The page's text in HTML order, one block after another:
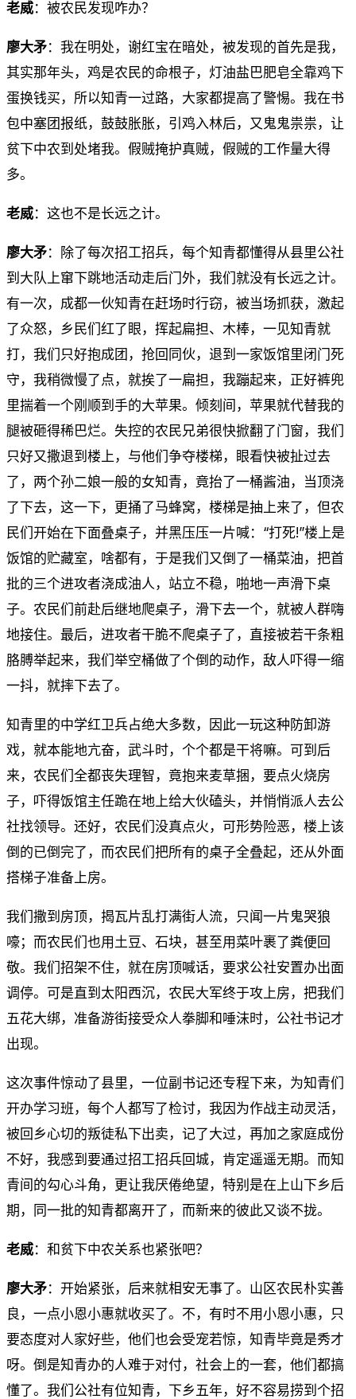
老威：被农民发现咋办？
廖大矛：我在明处，谢红宝在暗处，被发现的首先是我，
其实那年头，鸡是农民的命根子，灯油盐巴肥皂全靠鸡下
蛋换钱买，所以知青一过路，大家都提高了警惕。我在书
包中塞团报纸，鼓鼓胀胀，引鸡入林后，又鬼鬼祟祟，让
贫下中农到处堵我。假贼掩护真贼，假贼的工作量大得
多。
老威：这也不是长远之计。
廖大矛：除了每次招工招兵，每个知青都懂得从县里公社
到大队上窜下跳地活动走后门外，我们就没有长远之计。
有一次，成都一伙知青在赶场时行窃，被当场抓获，激起
了众怒，乡民们红了眼，挥起扁担、木棒，一见知青就
打，我们只好抱成团，抢回同伙，退到一家饭馆里闭门死
守，我稍微慢了点，就挨了一扁担，我蹦起来，正好裤兜
里揣着一个刚顺到手的大苹果。倾刻间，苹果就代替我的
腿被砸得稀巴烂。失控的农民兄弟很快掀翻了门窗，我们
只好又撒退到楼上，与他们争夺楼梯，眼看快被扯过去
了，两个孙二娘一般的女知青，竟抬了一桶酱油，当顶浇
了下去，这一下，更捅了马蜂窝，楼梯是抽上来了，但农
民们开始在下面叠桌子，并黑压压一片喊：“打死!”楼上是
饭馆的贮藏室，啥都有，于是我们又倒了一桶菜油，把首
批的三个进攻者浇成油人，站立不稳，啪地一声滑下桌
子。农民们前赴后继地爬桌子，滑下去一个，就被人群嗨
地接住。最后，进攻者干脆不爬桌子了，直接被若干条粗
胳膊举起来，我们举空桶做了个倒的动作，敌人吓得一缩
一抖，就摔下去了。
知青里的中学红卫兵占绝大多数，因此一玩这种防卸游
戏，就本能地亢奋，武斗时，个个都是干将嘛。可到后
来，农民们全都丧失理智，竟抱来麦草捆，要点火烧房
子，吓得饭馆主任跪在地上给大伙磕头，并悄悄派人去公
社找领导。还好，农民们没真点火，可形势险恶，楼上该
倒的已倒完了，而农民们把所有的桌子全叠起，还从外面
搭梯子准备上房。
我们撒到房顶，揭瓦片乱打满街人流，只闻一片鬼哭狼
嚎；而农民们也用土豆、石块，甚至用菜叶裹了粪便回
敬。我们招架不住，就在房顶喊话，要求公社安置办出面
调停。可是直到太阳西沉，农民大军终于攻上房，把我们
五花大绑，准备游街接受众人拳脚和唾沫时，公社书记才
出现。
这次事件惊动了县里，一位副书记还专程下来，为知青们
开办学习班，每个人都写了检讨，我因为作战主动灵活，
被回乡心切的叛徒私下出卖，记了大过，再加之家庭成份
不好，我感到要通过招工招兵回城，肯定遥遥无期。而知
青间的勾心斗角，更让我厌倦绝望，特别是在上山下乡后
期，同一批的知青都离开了，而新来的彼此又谈不拢。
老威：和贫下中农关系也紧张吧？
廖大矛：开始紧张，后来就相安无事了。山区农民朴实善
良，一点小恩小惠就收买了。不，有时不用小恩小惠，只
要态度对人家好些，他们也会受宠若惊，知青毕竟是秀才
呀。倒是知青办的人难于对付，社会上的一套，他们都搞
懂了。我们公社有位知青，下乡五年，好不容易捞到个招